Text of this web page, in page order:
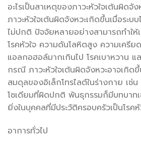
อะไรเป็นสาเหตุของภาวะหัวใจเต้นผิดจัง
ภาวะหัวใจเต้นผิดจังหวะเกิดขึ้นเมื่อระบ
ไม่ปกติ ปัจจัยหลายอย่างสามารถทำให้
โรคหัวใจ ความดันโลหิตสูง ความเครี
แอลกอฮอล์มากเกินไป โรคเบาหวาน แ
กรณี ภาวะหัวใจเต้นผิดจังหวะอาจเกิด
สมดุลของอิเล็กโทรไลต์ในร่างกาย เช่
โซเดียมที่ผิดปกติ พันธุกรรมก็มีบทบาท
ยิ่งในบุคคลที่มีประวัติครอบครัวเป็นโรคหั
อาการทั่วไป